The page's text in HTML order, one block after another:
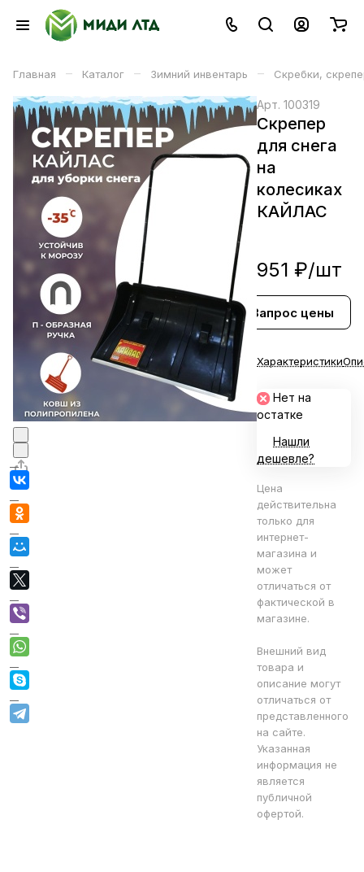
Главная – Каталог – Зимний инвентарь – Скребки,
Арт. 100319
Скрепер
для снега
на
колесиках
КАЙЛАС
951 ₽/шт
Запрос цены
В корзине
Характеристики
Нет на
остатке
Нашли
дешевле?
Цена
действительна
только для
интернет-
магазина и
может
отличаться от
фактической в
магазине.
Внешний вид
товара и
описание могут
отличаться от
представленного
на сайте.
Указанная
информация не
является
публичной
офертой.